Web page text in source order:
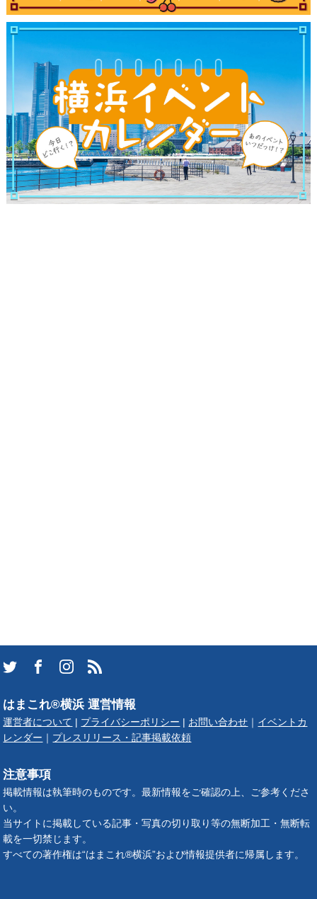
ブログ記事
サイトについて
はまこれ®横浜 運営情報
運営者について プライバシーポリシー お問い合わせ
イベントカ
レンダー
プレスリリース・記事掲載依頼
注意事項
掲載情報は執筆時のものです。最新情報をご確認の上、ご参考くださ
い。
当サイトに掲載している記事・写真の切り取り等の無断加工・無断転
載を一切禁じます。
すべての著作権は“はまこれ®横浜”および情報提供者に帰属します。